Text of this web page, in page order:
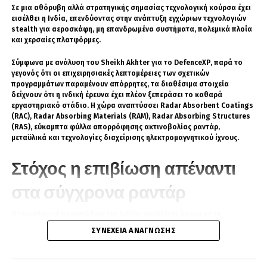
πολλαπλασιαζόταν. Σε πύργους ή σε θυρίδες
εμφανίστηκαν πλήθος πλευρικά πυροβόλα
κάθε είδους, διαμετρήματος και ταχυβολίας.
Εκεί γύρω στα 1880 τα μεγάλα πλοία μάχης
άρχισαν να θυμίζουν βαριά “δίκροτα” ή
“τρίκροτα” ιστιοφόρα της ναπολεόντειας
εποχής. Οι θυρίδες στα πλευρά τους
πολλαπλασιάστηκαν, τα “ταχυβόλα”
πλημμύρισαν τα καταστρώματά τους και οι
θώρακες κατέβηκαν κάτω από την ίσαλο
γραμμή. Τα πλοία της γενιάς αυτής θύμιζαν
πλωτά φρούρια ή μάλλον “πλωτά ξενοδοχεία”
(hotels flottants) όπως τα ονόμασαν οι
ευφυείς Γάλλοι.
τριτεύον ναυτικό στον κόσμο (δεν υπήρχαν και
Σε μια αθόρυβη αλλά στρατηγικής σημασίας τεχνολογική κούρσα έχει
εισέλθει η Ινδία, επενδύοντας στην ανάπτυξη εγχώριων τεχνολογιών
stealth για αεροσκάφη, μη επανδρωμένα συστήματα, πολεμικά πλοία
και χερσαίες πλατφόρμες.
Σύμφωνα με ανάλυση του Sheikh Akhter για το DefenceXP, παρά το
γεγονός ότι οι επιχειρησιακές λεπτομέρειες των σχετικών
προγραμμάτων παραμένουν απόρρητες, τα διαθέσιμα στοιχεία
δείχνουν ότι η ινδική έρευνα έχει πλέον ξεπεράσει το καθαρά
εργαστηριακό στάδιο. Η χώρα αναπτύσσει Radar Absorbent Coatings
(RAC), Radar Absorbing Materials (RAM), Radar Absorbing Structures
(RAS), εύκαμπτα φύλλα απορρόφησης ακτινοβολίας ραντάρ,
μεταϋλικά και τεχνολογίες διαχείρισης ηλεκτρομαγνητικού ίχνους.
Στόχος η επιβίωση απέναντι
στα σύγχρονα ραντάρ
μεταμόρφωση του σύγχρονου πεδίου μάχης. Τα ραντάρ AESA, τα
ολοκληρωμένα συστήματα αεράμυνας (IADS), τα όπλα ακριβείας και η
παρακολούθηση στόχων καθιστούν την υπογραφή μιας στρατιωτικής
ΣΥΝΈΧΕΙΑ ΑΝΆΓΝΩΣΗΣ